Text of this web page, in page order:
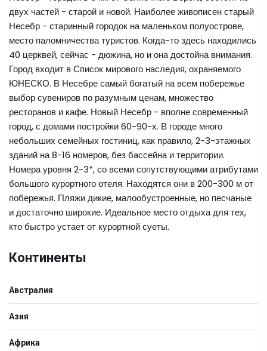
двух частей - старой и новой. Наиболее живописен старый
Несебр - старинный городок на маленьком полуострове,
место паломничества туристов. Когда-то здесь находились
40 церквей, сейчас - дюжина, но и она достойна внимания.
Город входит в Список мирового наследия, охраняемого
ЮНЕСКО. В Несебре самый богатый на всем побережье
выбор сувениров по разумным ценам, множество
ресторанов и кафе. Новый Несебр - вполне современный
город, с домами постройки 60-90-х. В городе много
небольших семейных гостиниц, как правило, 2-3-этажных
зданий на 8-16 номеров, без бассейна и территории.
Номера уровня 2-3*, со всеми сопутствующими атрибутами
большого курортного отеля. Находятся они в 200-300 м от
побережья. Пляжи дикие, малообустроенные, но песчаные
и достаточно широкие. Идеальное место отдыха для тех,
кто быстро устает от курортной суеты.
Континенты
Австралия
Азия
Африка